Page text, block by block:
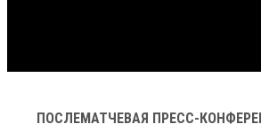
ПОСЛЕМАТЧЕВАЯ ПРЕСС-